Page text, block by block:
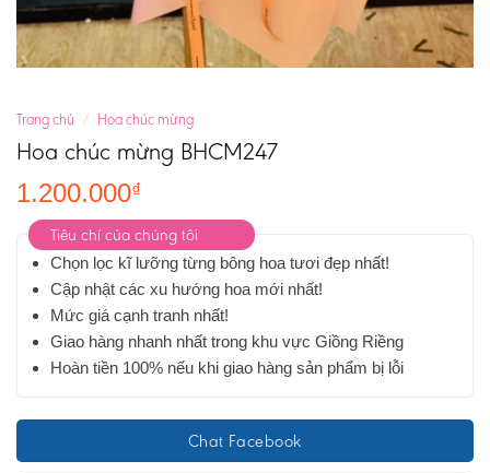
Trang chủ / Hoa chúc mừng
Hoa chúc mừng BHCM247
1.200.000₫
Tiêu chí của chúng tôi
Chọn lọc kĩ lưỡng từng bông hoa tươi đẹp nhất!
Cập nhật các xu hướng hoa mới nhất!
Mức giá cạnh tranh nhất!
Giao hàng nhanh nhất trong khu vực Giồng Riềng
Hoàn tiền 100% nếu khi giao hàng sản phẩm bị lỗi
Chat Facebook